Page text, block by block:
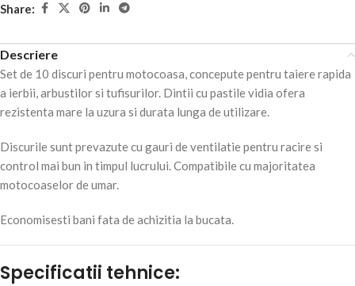
Share:
Descriere
Set de 10 discuri pentru motocoasa, concepute pentru taiere rapida
a ierbii, arbustilor si tufisurilor. Dintii cu pastile vidia ofera
rezistenta mare la uzura si durata lunga de utilizare.
Discurile sunt prevazute cu gauri de ventilatie pentru racire si
control mai bun in timpul lucrului. Compatibile cu majoritatea
motocoaselor de umar.
Economisesti bani fata de achizitia la bucata.
Specificatii tehnice: